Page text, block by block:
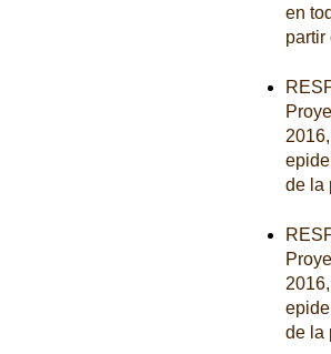
en
de la
de la